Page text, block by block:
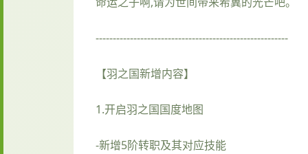
--------------------------------------------------------
【羽之国新增内容】
1.开启羽之国国度地图
-新增5阶转职及其对应技能